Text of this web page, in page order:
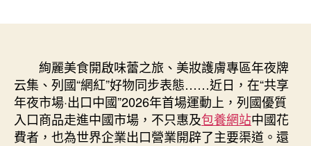
期
丨
踏
春
擁
抱
“西
絢麗美食開啟味蕾之旅、美妝護膚專區年夜牌
云集、列國“網紅”好物同步表態……近日，在“共享
年夜市場·出口中國”2026年首場運動上，列國優質
入口商品走進中國市場，不只惠及包養網站中國花
費者，也為世界企業出口營業開辟了主要渠道。還